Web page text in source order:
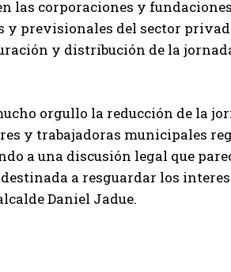
las corporaciones y
previsionales del sector
y distribución de la
orgullo la reducción de la
y trabajadoras municipales
a una discusión legal que
a resguardar los
Daniel Jadue.